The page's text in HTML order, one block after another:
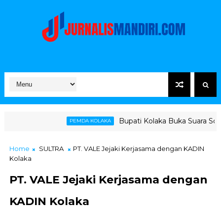
Bupati Kolaka Buka Suara Soal Ketegangan
Home SULTRA
PT. VALE Jejaki Kerjasama dengan KADIN
Kolaka
PT. VALE Jejaki Kerjasama dengan
KADIN Kolaka